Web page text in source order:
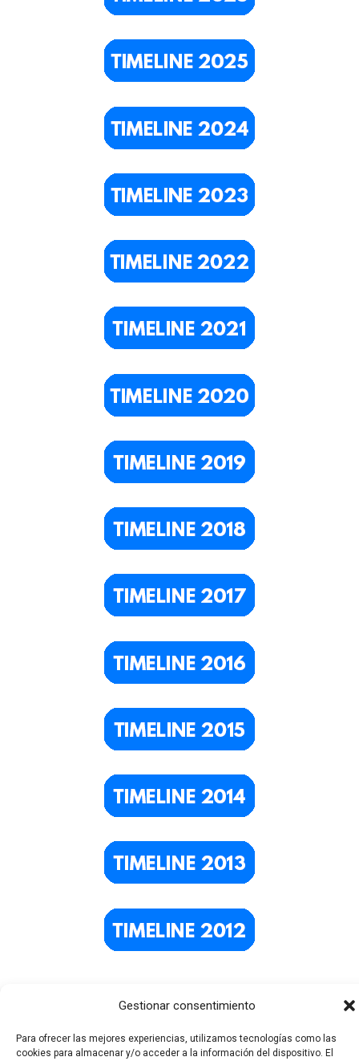
Gestionar consentimiento
Para ofrecer las mejores experiencias, utilizamos tecnologías como las
cookies para almacenar y/o acceder a la información del dispositivo. El